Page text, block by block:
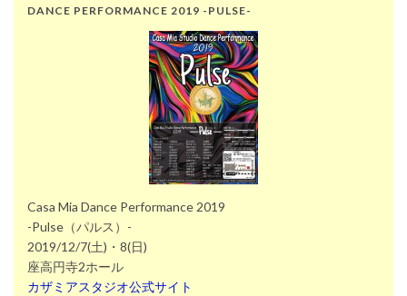
DANCE PERFORMANCE 2019 -PULSE-
Casa Mia Dance Performance 2019
-Pulse（パルス）-
2019/12/7(土)・8(日)
座高円寺2ホール
カザミアスタジオ公式サイト